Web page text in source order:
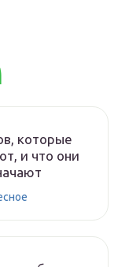
которые
и что они